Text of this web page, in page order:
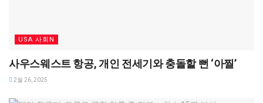
USA 사회N
사우스웨스트 항공, 개인 전세기와 충돌할 뻔 ‘아찔’
2월 26, 2025